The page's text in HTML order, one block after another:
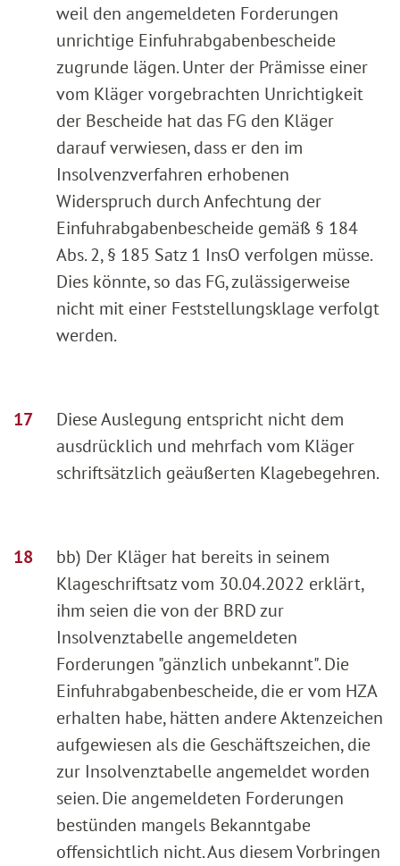
weil den angemeldeten Forderungen
unrichtige Einfuhrabgabenbescheide
zugrunde lägen. Unter der Prämisse einer
vom Kläger vorgebrachten Unrichtigkeit
der Bescheide hat das FG den Kläger
darauf verwiesen, dass er den im
Insolvenzverfahren erhobenen
Widerspruch durch Anfechtung der
Einfuhrabgabenbescheide gemäß § 184
Abs. 2, § 185 Satz 1 InsO verfolgen müsse.
Dies könnte, so das FG, zulässigerweise
nicht mit einer Feststellungsklage verfolgt
werden.
Diese Auslegung entspricht nicht dem
ausdrücklich und mehrfach vom Kläger
schriftsätzlich geäußerten Klagebegehren.
bb) Der Kläger hat bereits in seinem
Klageschriftsatz vom 30.04.2022 erklärt,
ihm seien die von der BRD zur
Insolvenztabelle angemeldeten
Forderungen "gänzlich unbekannt". Die
Einfuhrabgabenbescheide, die er vom HZA
erhalten habe, hätten andere Aktenzeichen
aufgewiesen als die Geschäftszeichen, die
zur Insolvenztabelle angemeldet worden
seien. Die angemeldeten Forderungen
bestünden mangels Bekanntgabe
offensichtlich nicht. Aus diesem Vorbringen